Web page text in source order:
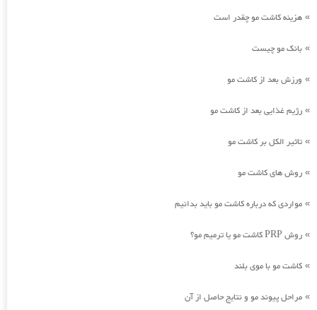
» هزینه کاشت مو چقدر است
» بانک مو چیست
» ورزش بعد از کاشت مو
» رژیم غذایی بعد از کاشت مو
» تاثیر الکل بر کاشت مو
» روش های کاشت مو
» مواردی که درباره کاشت مو باید بدانیم
» روش PRP کاشت مو یا ترمیم مو؟
» کاشت مو با موی بلند
» مراحل پیوند مو و نتایج حاصل از آن